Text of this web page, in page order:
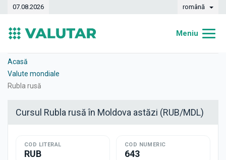
07.08.2026 română
Meniu
Dinamica
Acasă
Valute mondiale
Rubla rusă
Cursul Rubla rusă în Moldova astăzi (RUB/MDL)
COD LITERAL
RUB
COD NUMERIC
643